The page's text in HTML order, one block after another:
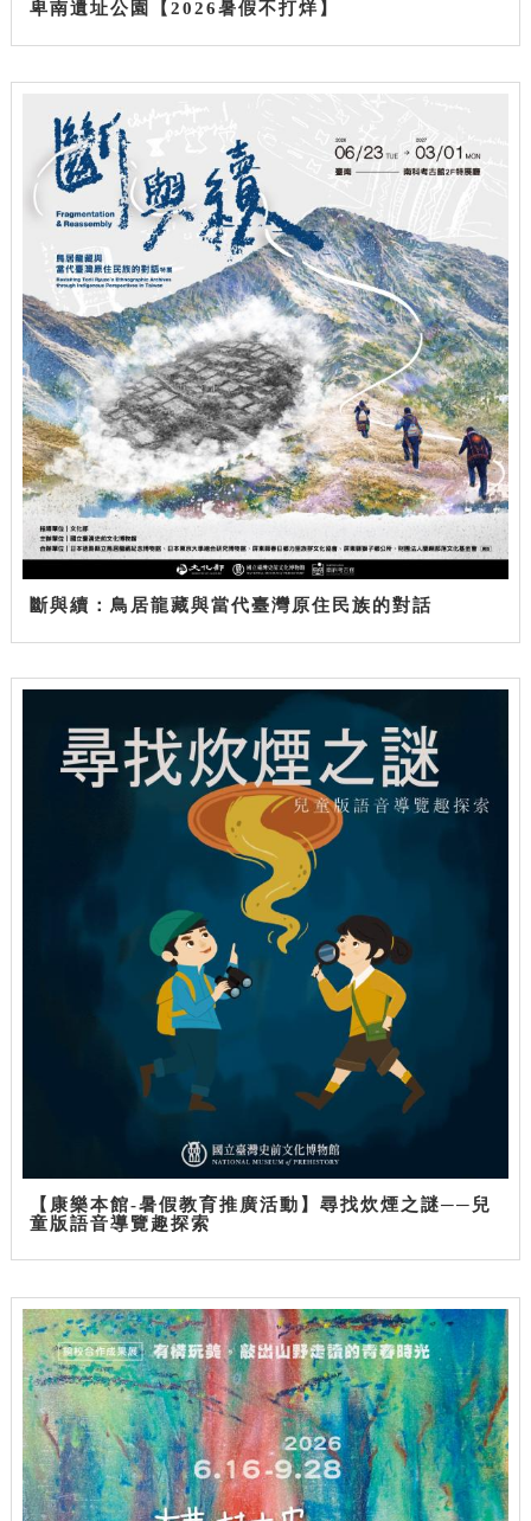
卑南遺址公園【2026暑假不打烊】
斷與續：鳥居龍藏與當代臺灣原住民族的對話
【康樂本館-暑假教育推廣活動】尋找炊煙之謎──兒
童版語音導覽趣探索